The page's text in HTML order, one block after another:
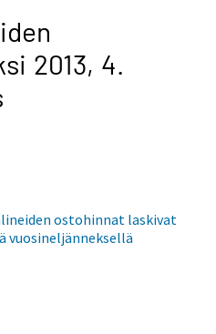
2013, 4.
ostohinnat laskivat
vuosineljänneksellä